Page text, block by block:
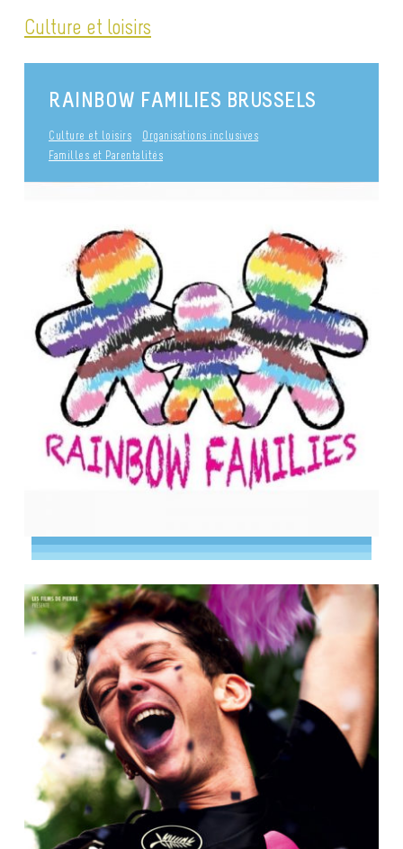
Culture et loisirs
RAINBOW FAMILIES BRUSSELS
Culture et loisirs
Organisations inclusives
Familles et Parentalités